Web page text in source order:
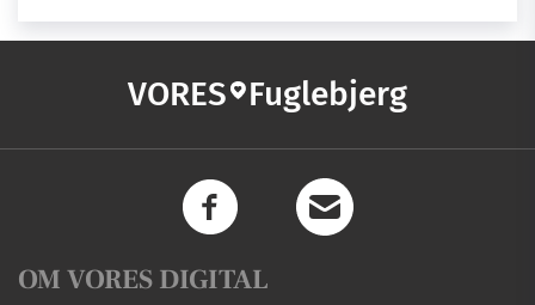
VORES Fuglebjerg
OM VORES DIGITAL